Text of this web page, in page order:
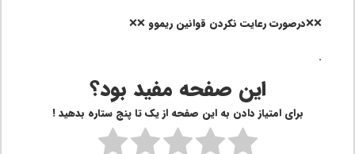
❌❌درصورت رعایت نکردن قوانین ریموو ❌❌
.
این صفحه مفید بود؟
برای امتیاز دادن به این صفحه از یک تا پنج ستاره بدهید !